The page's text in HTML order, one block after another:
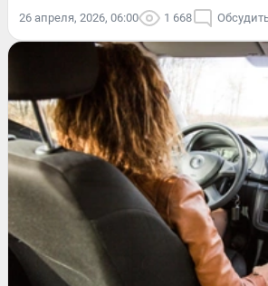
26 апреля, 2026, 06:00 1 668